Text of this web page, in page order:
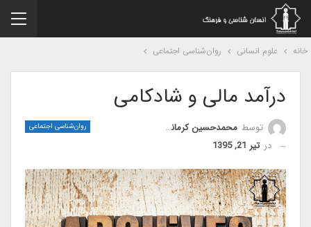
علوم انسانی روان‌شناسی اجتماعی
درآمد مالی و شادکامی
روان‌شناسی اجتماعی توسطمحمدحسین کرمانشاهی
درتیر 21, 1395